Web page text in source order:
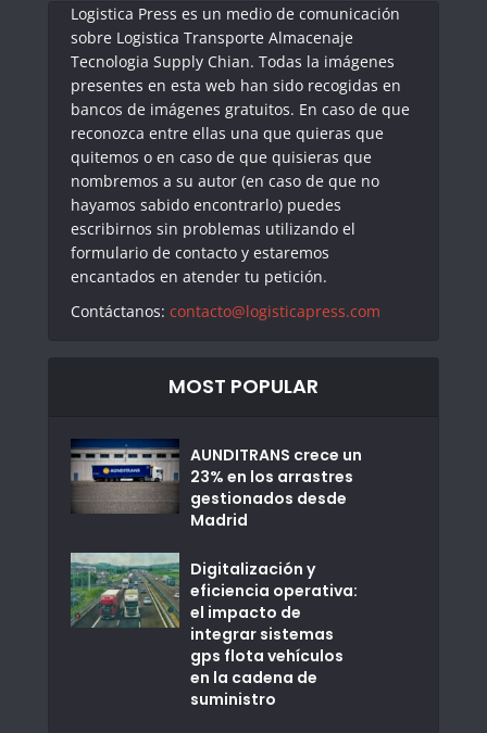
Logistica Press es un medio de comunicación
sobre Logistica Transporte Almacenaje
Tecnologia Supply Chian. Todas la imágenes
presentes en esta web han sido recogidas en
bancos de imágenes gratuitos. En caso de que
reconozca entre ellas una que quieras que
quitemos o en caso de que quisieras que
nombremos a su autor (en caso de que no
hayamos sabido encontrarlo) puedes
escribirnos sin problemas utilizando el
formulario de contacto y estaremos
encantados en atender tu petición.
Contáctanos: contacto@logisticapress.com
MOST POPULAR
AUNDITRANS crece un
23% en los arrastres
gestionados desde
Madrid
Digitalización y
eficiencia operativa:
el impacto de
integrar sistemas
gps flota vehículos
en la cadena de
suministro